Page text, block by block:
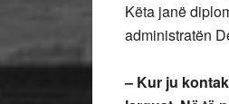
Këta janë
administratën
– Kur ju